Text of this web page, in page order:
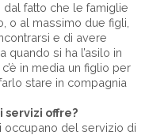
fatto che le famiglie
o al massimo due figli,
e di avere
quando si ha l’asilo in
in media un figlio per
stare in compagnia
servizi offre?
occupano del servizio di